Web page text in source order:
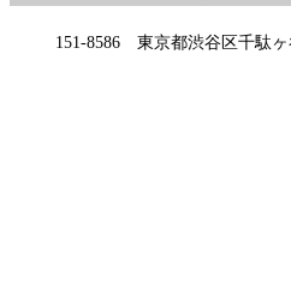
151-8586 東京都渋谷区千駄